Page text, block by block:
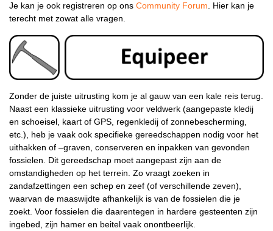
Je kan je ook registreren op ons Community Forum. Hier kan je
terecht met zowat alle vragen.
Zonder de juiste uitrusting kom je al gauw van een kale reis terug.
Naast een klassieke uitrusting voor veldwerk (aangepaste kledij
en schoeisel, kaart of GPS, regenkledij of zonnebescherming,
etc.), heb je vaak ook specifieke gereedschappen nodig voor het
uithakken of –graven, conserveren en inpakken van gevonden
fossielen. Dit gereedschap moet aangepast zijn aan de
omstandigheden op het terrein. Zo vraagt zoeken in
zandafzettingen een schep en zeef (of verschillende zeven),
waarvan de maaswijdte afhankelijk is van de fossielen die je
zoekt. Voor fossielen die daarentegen in hardere gesteenten zijn
ingebed, zijn hamer en beitel vaak onontbeerlijk.